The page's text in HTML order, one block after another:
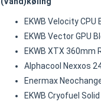
EKWB Velocity CPU
EKWB Vector GPU
EKWB XTX 360mm
Alphacool Nexxos
Enermax
EKWB Cryofuel